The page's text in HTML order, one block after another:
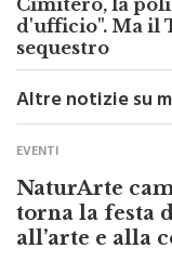
d'ufficio". Ma il
sequestro
Altre notizie su
EVENTI
NaturArte
torna la festa
all’arte e alla